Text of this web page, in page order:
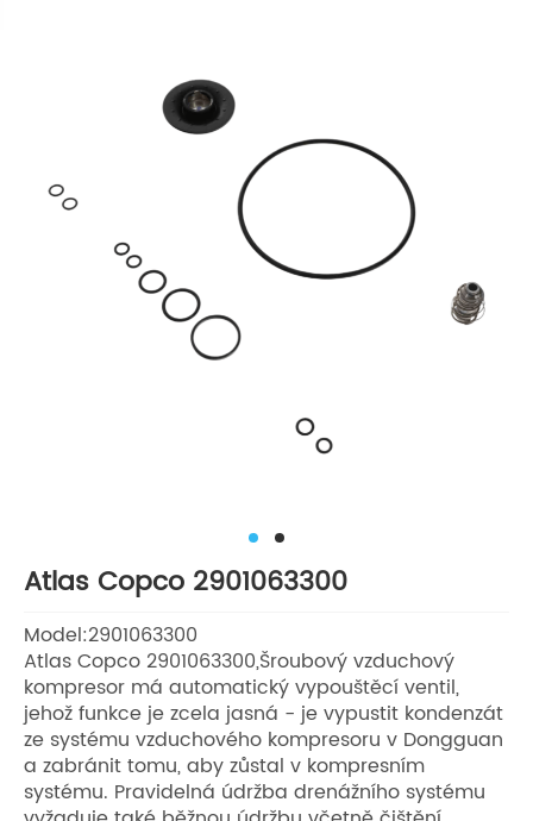
Atlas Copco 2901063300
Model:2901063300
Atlas Copco 2901063300,Šroubový vzduchový
kompresor má automatický vypouštěcí ventil,
jehož funkce je zcela jasná - je vypustit kondenzát
ze systému vzduchového kompresoru v Dongguan
a zabránit tomu, aby zůstal v kompresním
systému. Pravidelná údržba drenážního systému